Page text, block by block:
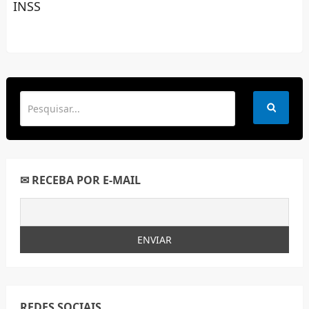
INSS
✉ RECEBA POR E-MAIL